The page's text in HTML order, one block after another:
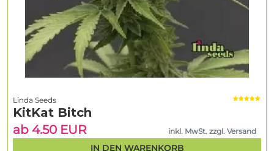
Linda Seeds
KitKat Bitch
ab 4.50 EUR
inkl. MwSt. zzgl. Versand
IN DEN WARENKORB